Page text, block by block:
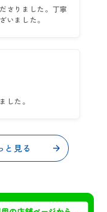
さりました。丁寧
いました。
した。
と見る